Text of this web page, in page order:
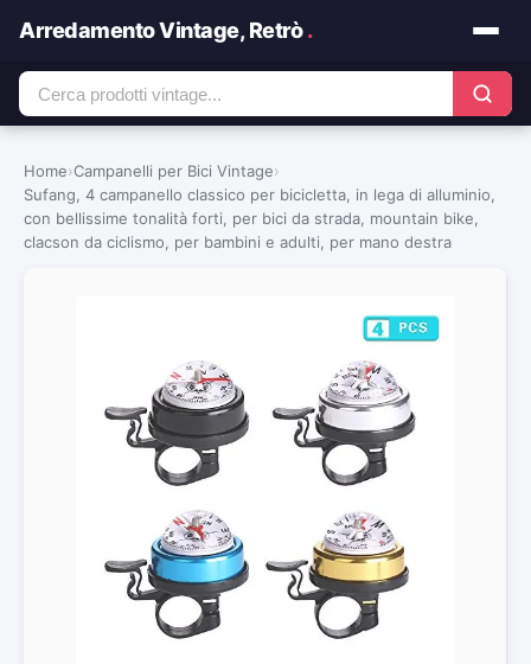
Arredamento Vintage, Retrò.
Home›Campanelli per Bici Vintage›
Sufang, 4 campanello classico per bicicletta, in lega di alluminio,
con bellissime tonalità forti, per bici da strada, mountain bike,
clacson da ciclismo, per bambini e adulti, per mano destra